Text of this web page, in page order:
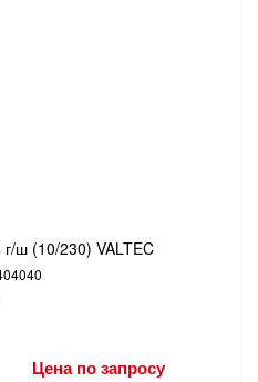
ш (10/230) VALTEC
Цена по запросу